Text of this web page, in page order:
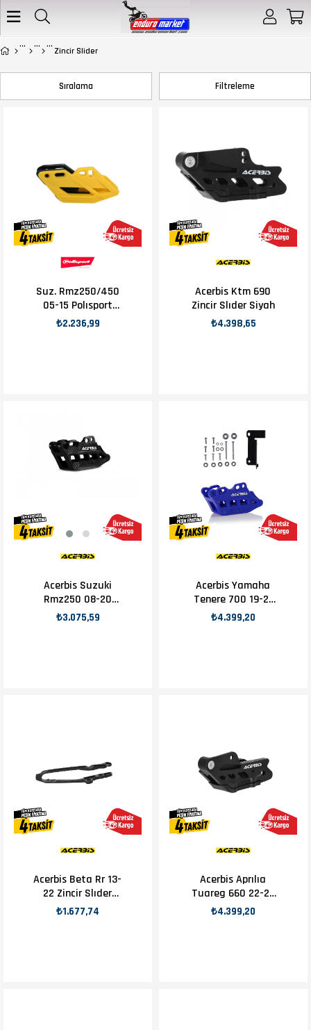
Zincir Slider
Filtreleme
Sıralama
Suz. Rmz250/450
05-15 Polısport
Zincir Slider Sarı
₺2.236,99
Acerbis Ktm 690
Zincir Slıder Siyah
₺4.398,65
Acerbis Suzuki
Rmz250 08-20
Zincir Kılavuzu
₺3.075,59
Acerbis Yamaha
Tenere 700 19-21
Zincir Kılavuzu
₺4.399,20
Acerbis Beta Rr 13-
22 Zincir Slıder
Siyah
₺1.677,74
Acerbis Aprılıa
Tuareg 660 22-23
Zincir Kılavuzu
₺4.399,20